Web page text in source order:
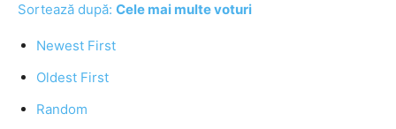
Sortează după: Cele mai multe voturi
Newest First
Oldest First
Random